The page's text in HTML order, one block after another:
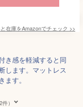
在庫をAmazonでチェック >>
き感を軽減すると同
します。マットレス
す。
）